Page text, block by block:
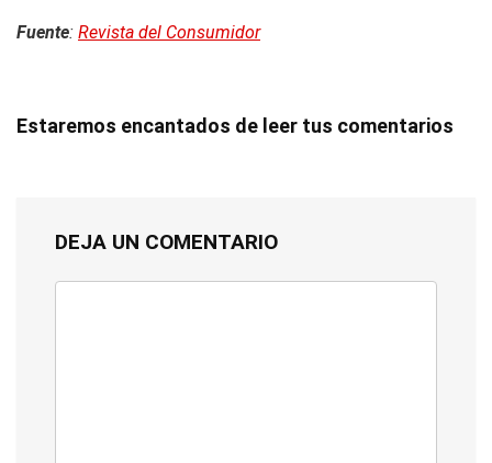
Fuente: Revista del Consumidor
Estaremos encantados de leer tus comentarios
DEJA UN COMENTARIO